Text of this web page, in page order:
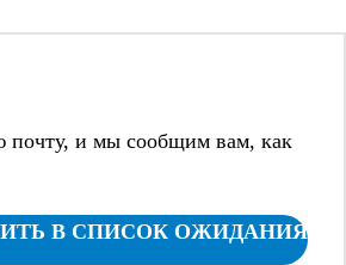
почту, и мы сообщим вам, как
В СПИСОК ОЖИДАНИЯ